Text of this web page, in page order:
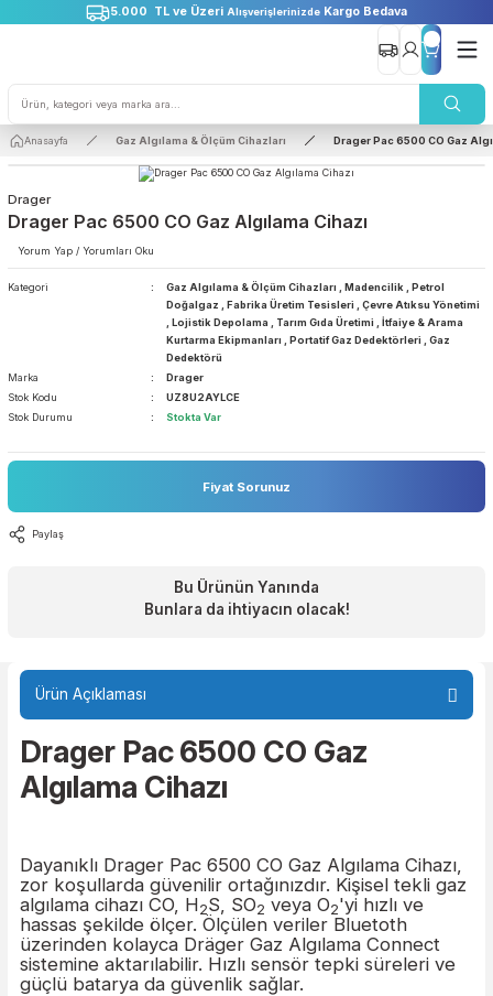
5.000 TL ve ÜzeriAlışverişlerinizdeKargo Bedava
Drager
Drager Pac 6500 CO Gaz Algılama Cihazı
Gaz Algılama & Ölçüm Cihazları ,Madencilik,Petrol
Doğalgaz,Fabrika Üretim Tesisleri,Çevre Atıksu
,Lojistik Depolama
Kurtarma Ekipmanları
Dedektörü
Marka Drager
Stok Durumu Stokta Var
Bunlara da ihtiyacın olacak!
Drager Parat 3200 Kaçış Maskesi
Sepete Ekle
Drager Pas Lite Solunum Seti
Drager
Drager FPS 7000 Solunum Seti Maskesi
Ürün Açıklaması
Algılama Cihazı
Dayanıklı Drager Pac 6500 CO Gaz Algılama
zor koşullarda güvenilir ortağınızdır. Kişisel tekli